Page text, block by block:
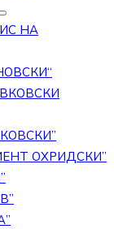
НА
ОХРИДСКИ”